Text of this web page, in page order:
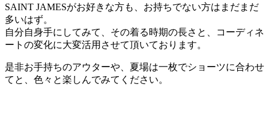
SAINT JAMESがお好きな方も、お持ちでない方はまだまだ
多いはず。
自分自身手にしてみて、その着る時期の長さと、コーディネ
ートの変化に大変活用させて頂いております。
是非お手持ちのアウターや、夏場は一枚でショーツに合わせ
てと、色々と楽しんでみてください。